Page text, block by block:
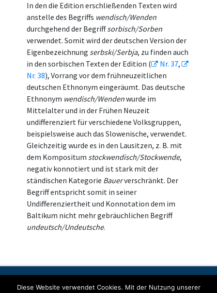
In den die Edition erschließenden Texten wird
anstelle des Begriffs wendisch/Wenden
durchgehend der Begriffsorbisch/Sorben
verwendet. Somit wird der deutschen Version der
Eigenbezeichnung serbski/Serbja, zu finden auch
in den sorbischen Texten der Edition (
Nr. 37,
Nr. 38), Vorrang vor dem frühneuzeitlichen
deutschen Ethnonym eingeräumt. Das deutsche
Ethnonym wendisch/Wendenwurde im
Mittelalter und in der Frühen Neuzeit
undifferenziert für verschiedene Volksgruppen,
beispielsweise auch das Slowenische, verwendet.
Gleichzeitig wurde es in den Lausitzen, z. B. mit
dem Kompositum stockwendisch/Stockwende,
negativ konnotiert und ist stark mit der
ständischen Kategorie Bauerverschränkt. Der
Begriff entspricht somit in seiner
Undifferenziertheit und Konnotation dem im
Baltikum nicht mehr gebräuchlichen Begriff
undeutsch/Undeutsche.
Diese Website verwendet Cookies. Mit der Nutzung unserer